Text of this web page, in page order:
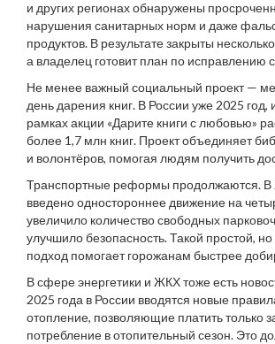
и других регионах обнаружены
нарушения санитарных норм и даже
продуктов. В результате закрыты
а владелец готовит план по исправлению
Не менее важный социальный проект —
день дарения книг. В России уже 2025 год,
рамках акции «Дарите книги с любовью»
более 1,7 млн книг. Проект объединяет
и волонтёров, помогая людям получить
Транспортные реформы продолжаются. В
введено одностороннее движение на
увеличило количество свободных
улучшило безопасность. Такой простой,
подход помогает горожанам быстрее
В сфере энергетики и ЖКХ тоже есть
2025 года в России вводятся новые
отопление, позволяющие платить только
потребление в отопительный сезон. Это